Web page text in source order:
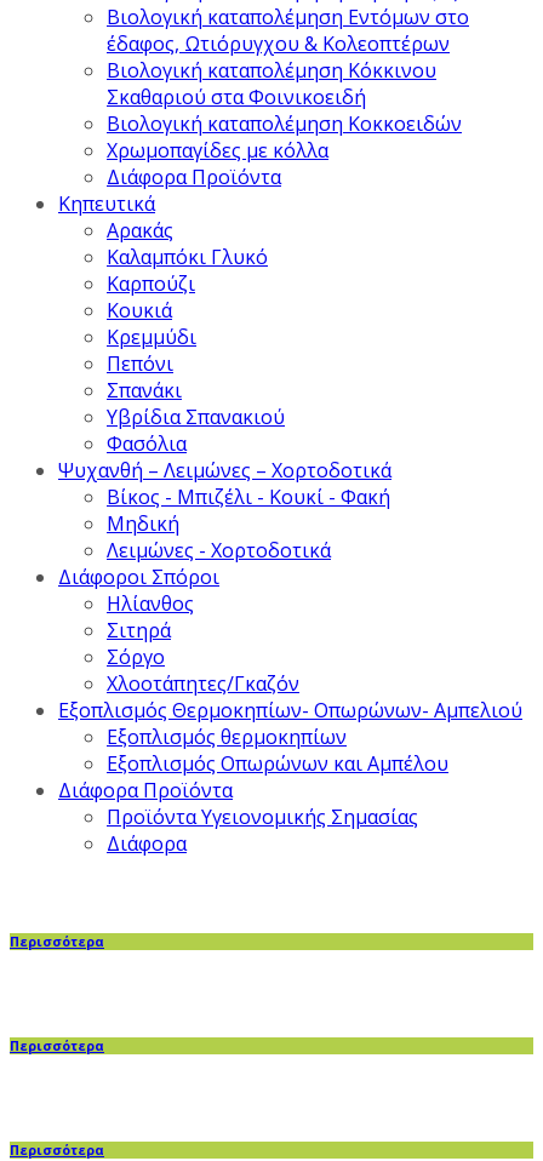
Βιολογική καταπολέμηση Εντόμων στο
έδαφος, Ωτιόρυγχου & Κολεοπτέρων
Βιολογική καταπολέμηση Κόκκινου
Σκαθαριού στα Φοινικοειδή
Βιολογική καταπολέμηση Κοκκοειδών
Χρωμοπαγίδες με κόλλα
Διάφορα Προϊόντα
Κηπευτικά
Αρακάς
Καλαμπόκι Γλυκό
Καρπούζι
Κουκιά
Κρεμμύδι
Πεπόνι
Σπανάκι
Υβρίδια Σπανακιού
Φασόλια
Ψυχανθή – Λειμώνες – Χορτοδοτικά
Βίκος - Μπιζέλι - Κουκί - Φακή
Μηδική
Λειμώνες - Χορτοδοτικά
Διάφοροι Σπόροι
Ηλίανθος
Σιτηρά
Σόργο
Χλοοτάπητες/Γκαζόν
Εξοπλισμός Θερμοκηπίων- Οπωρώνων- Αμπελιού
Εξοπλισμός θερμοκηπίων
Εξοπλισμός Οπωρώνων και Αμπέλου
Διάφορα Προϊόντα
Προϊόντα Υγειονομικής Σημασίας
Διάφορα
Περισσότερα
Περισσότερα
Περισσότερα